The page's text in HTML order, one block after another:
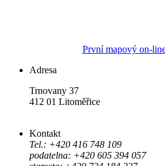
První mapový on-
Adresa
Trnovany 37
412 01 Litoměřice
Kontakt
Tel.: +420 416 748 109
podatelna: +420 605 394 057